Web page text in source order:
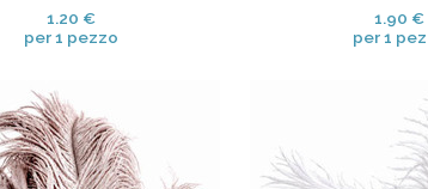
1.20 €
per 1 pezzo
1.90 €
per 1